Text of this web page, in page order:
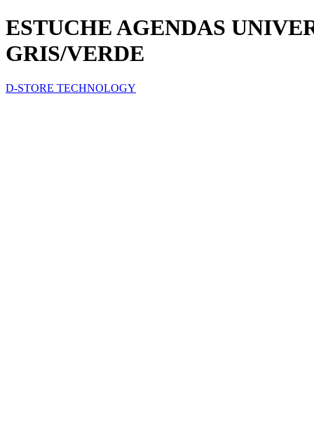
ESTUCHE AGENDAS
GRIS/VERDE
D-STORE TECHNOLOGY